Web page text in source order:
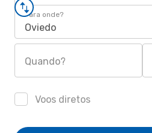
Para onde?
Oviedo
Quando?
Voos diretos